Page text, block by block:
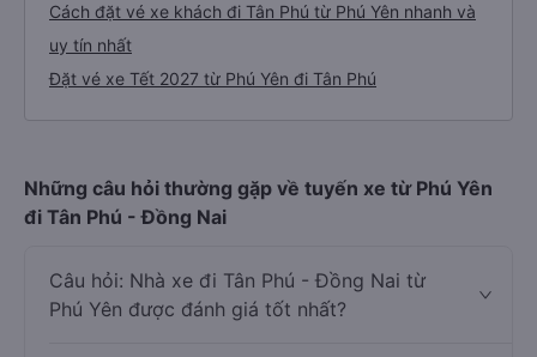
Cách đặt vé xe khách đi Tân Phú từ Phú Yên nhanh và
uy tín nhất
Đặt vé xe Tết 2027 từ Phú Yên đi Tân Phú
Những câu hỏi thường gặp về tuyến xe từ Phú Yên
đi Tân Phú - Đồng Nai
Câu hỏi: Nhà xe đi Tân Phú - Đồng Nai từ
Phú Yên được đánh giá tốt nhất?